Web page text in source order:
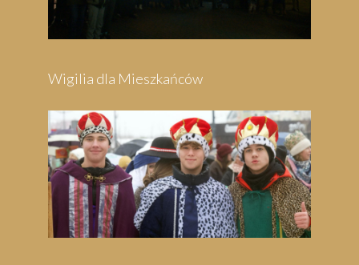
Festyn Parafialny